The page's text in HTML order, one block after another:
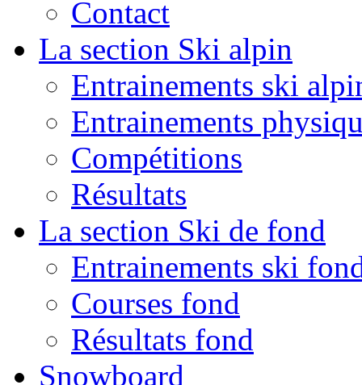
Contact
La section Ski alpin
Entrainements ski
Entrainements
Compétitions
Résultats
La section Ski de fond
Entrainements ski
Courses fond
Résultats fond
Snowboard